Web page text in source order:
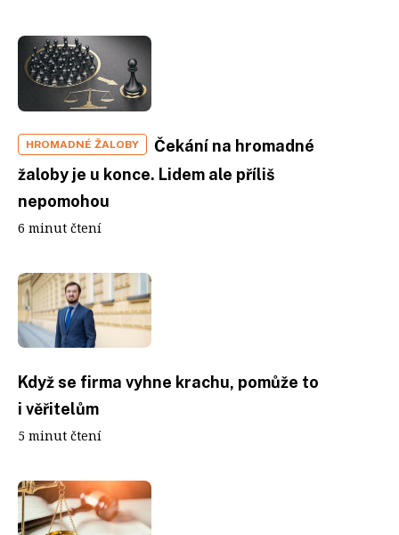
HROMADNÉ ŽALOBY
Čekání na hromadné
žaloby je u konce. Lidem ale příliš
nepomohou
6 minut čtení
Když se firma vyhne krachu, pomůže to
i věřitelům
5 minut čtení